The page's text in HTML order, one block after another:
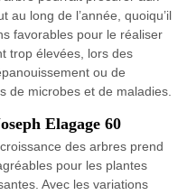
au long de l’année, quoiqu’il
favorables pour le réaliser
trop élevées, lors des
ou de
de microbes et de maladies.
Elagage 60
des arbres prend
pour les plantes
Avec les variations